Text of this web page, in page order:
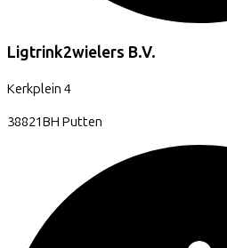
Ligtrink2wielers B.V.
Kerkplein 4
38821BH Putten